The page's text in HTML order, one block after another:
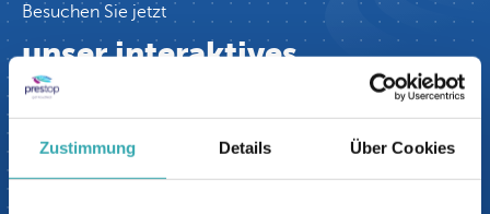
Zustimmung Details Über Cookies
Besuchen Sie jetzt
unser interaktives
Erlebniszentrum.
Prestop verfügt über das größte interaktive
Erlebniszentrum in Europa. Sie sind herzlich
eingeladen, unseren Showroom am Ekkersrijt